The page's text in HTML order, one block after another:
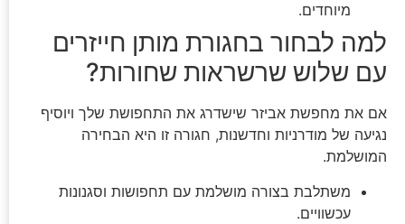
מיוחדים.
למה לבחור בחגורת מותן חייזרים
עם שלוש שרשראות שחורות?
אם את מחפשת אביזר שישדרג את התחפושת שלך ויוסיף
נגיעה של מודרניות וחדשנות, חגורה זו היא הבחירה
המושלמת.
משתלבת בצורה מושלמת עם תחפושות וסגנונות
עכשוויים.